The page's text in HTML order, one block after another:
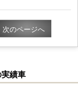
次のページへ
績車